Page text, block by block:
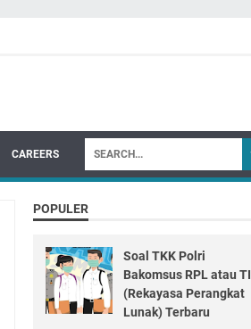
CAREERS
POPULER
Soal TKK Polri
Bakomsus RPL atau TI
(Rekayasa Perangkat
Lunak) Terbaru